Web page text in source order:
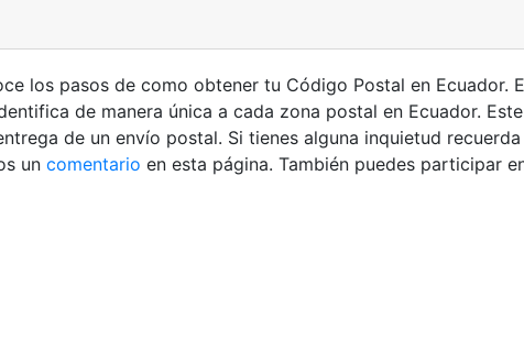
los pasos de como obtener tu Código Postal en Ecuador.
de manera única a cada zona postal en Ecuador.
de un envío postal. Si tienes alguna inquietud
un comentario en esta página. También puedes participar